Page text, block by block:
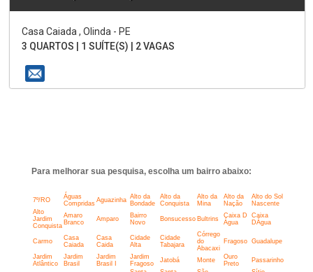
Casa Caiada , Olinda - PE
3 QUARTOS | 1 SUÍTE(S) | 2 VAGAS
Para melhorar sua pesquisa, escolha um bairro abaixo:
7º/RO
Águas
Compridas Aguazinha Alto da
Bondade
Alto da
Conquista
Alto da
Mina
Alto da
Nação
Alto do Sol
Nascente
Alto
Jardim
Conquista
Amaro
Branco
Amparo
Bairro
Novo
Bonsucesso Bultrins
Caixa D
Água
Caixa
DÁgua
Carmo
Casa
Caiada
Casa
Caida
Cidade
Alta
Cidade
Tabajara
Córrego
do
Abacaxi
Fragoso Guadalupe
Jardim
Atlântico
Jardim
Brasil
Jardim
Brasil I
Jardim
Fragoso
Jatobá Monte
Ouro
Preto
Passarinho